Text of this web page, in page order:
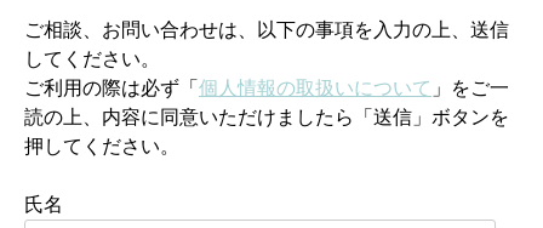
ご相談、お問い合わせは、以下の事項を入力の上、送信
してください。
ご利用の際は必ず「 個人情報の取扱いについて 」をご一
読の上、内容に同意いただけましたら「送信」ボタンを
押してください。
氏名